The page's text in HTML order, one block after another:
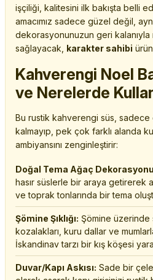
işçiliği, kalitesini ilk bakışta belli
amacımız sadece güzel değil,
dekorasyonunuzun geri kalanıyla
sağlayacak, karakter sahibi
Kahverengi Noel
ve Nerelerde
Bu rustik kahverengi süs, sadece
kalmayıp, pek çok farklı alanda
ambiyansını zenginleştirir:
Doğal Tema Ağaç
hasır süslerle bir araya getirerek
ve toprak tonlarında bir tema
Şömine Şıklığı: Şömine üzerinde
kozalakları, kuru dallar ve
İskandinav tarzı bir kış köşesi
Duvar/Kapı Askısı: Sade bir